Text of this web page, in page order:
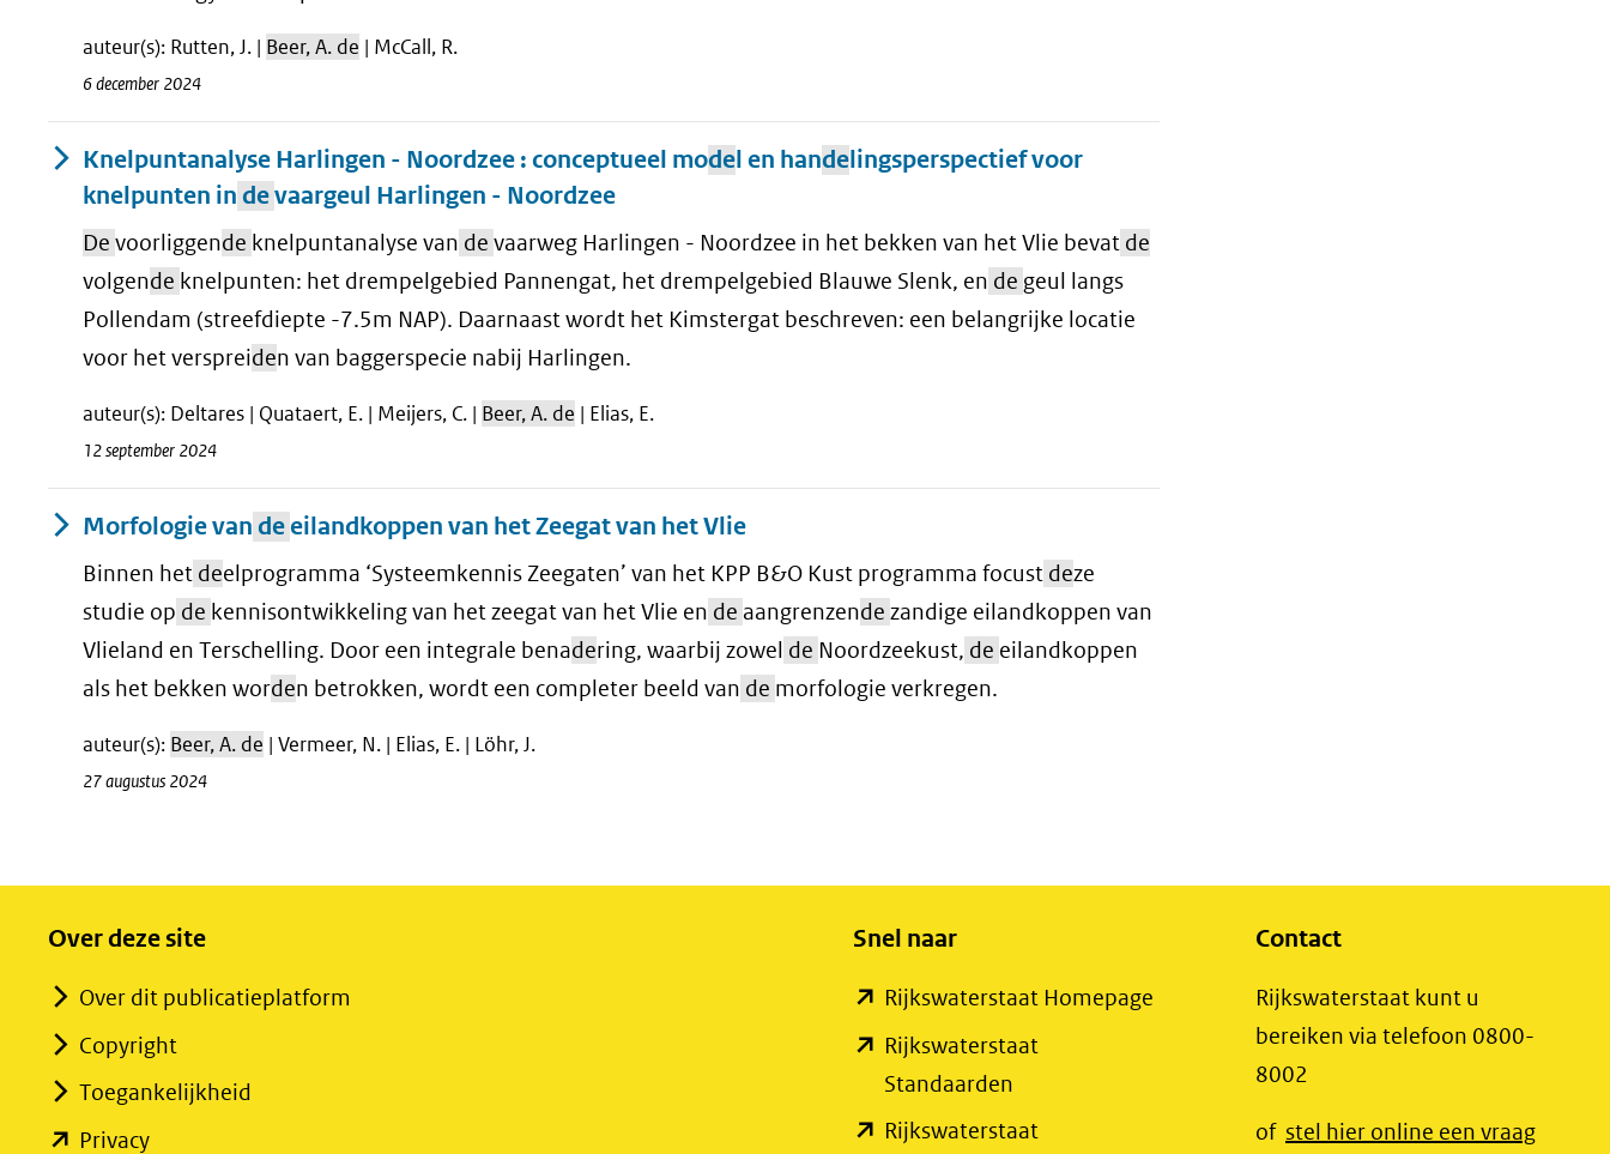
auteur(s): Rutten, J. | Beer, A. de | McCall, R.
6 december 2024
Knelpuntanalyse Harlingen - Noordzee : conceptueel model en handelingsperspectief voor
knelpunten in devaargeul Harlingen - Noordzee
De voorliggende knelpuntanalyse van de vaarweg Harlingen - Noordzee in het bekken van het Vlie bevat de
volgende knelpunten: het drempelgebied Pannengat, het drempelgebied Blauwe Slenk, en de geul langs
Pollendam (streefdiepte -7.5m NAP). Daarnaast wordt het Kimstergat beschreven: een belangrijke locatie
voor het verspreiden van baggerspecie nabij Harlingen.
auteur(s): Deltares | Quataert, E. | Meijers, C. | Beer, A. de | Elias, E.
12 september 2024
Morfologie van deeilandkoppen van het Zeegat van het Vlie
Binnen het deelprogramma ‘Systeemkennis Zeegaten’ van het KPP B&O Kust programma focust deze
studie op de kennisontwikkeling van het zeegat van het Vlie en de aangrenzende zandige eilandkoppen van
Vlieland en Terschelling. Door een integrale benadering, waarbij zowel de Noordzeekust, de eilandkoppen
als het bekken worden betrokken, wordt een completer beeld van de morfologie verkregen.
auteur(s): Beer, A. de | Vermeer, N. | Elias, E. | Löhr, J.
27 augustus 2024
Over deze site
Over dit publicatieplatform
Copyright
Toegankelijkheid
Privacy(opent
Snel naar
Rijkswaterstaat Homepage
Rijkswaterstaat
Standaarden
in
Rijkswaterstaat
Contact
Rijkswaterstaat kunt u
bereiken via telefoon 0800-
8002
of stel hier online een vraag(opent